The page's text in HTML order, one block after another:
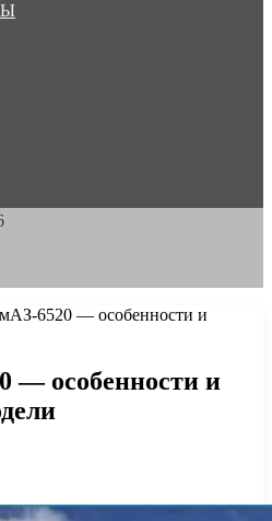
6520 — особенности и
— особенности и